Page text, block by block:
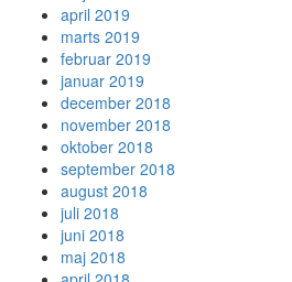
april 2019
marts 2019
februar 2019
januar 2019
december 2018
november 2018
oktober 2018
september 2018
august 2018
juli 2018
juni 2018
maj 2018